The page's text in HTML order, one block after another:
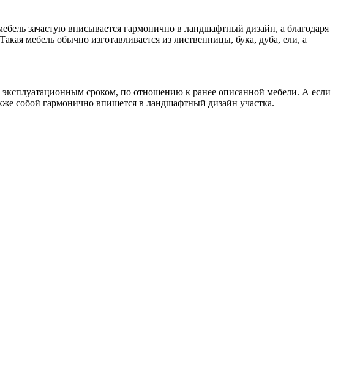
зачастую вписывается гармонично в ландшафтный дизайн, а благодаря
мебель обычно изготавливается из лиственницы, бука, дуба, ели, а
сроком, по отношению к ранее описанной мебели. А если
собой гармонично впишется в ландшафтный дизайн участка.